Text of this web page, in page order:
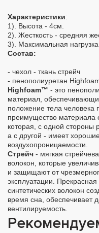
Характеристики:
1). Высота - 4см.
2). Жесткость - средняя
3). Максимальная
Cостав:
- чехол - ткань стрейч
- пенополиуретан
Highfoam™ - это
материал,
положение тела человека
преимущество материала
которая, с одной стороны
а с другой - имеет
воздухопроницаемости.
Стрейч - мягкая
волокон, которые
и защищают от
эксплуатации.
синтетических волокон
время сна, обеспечивает
вентилируемость.